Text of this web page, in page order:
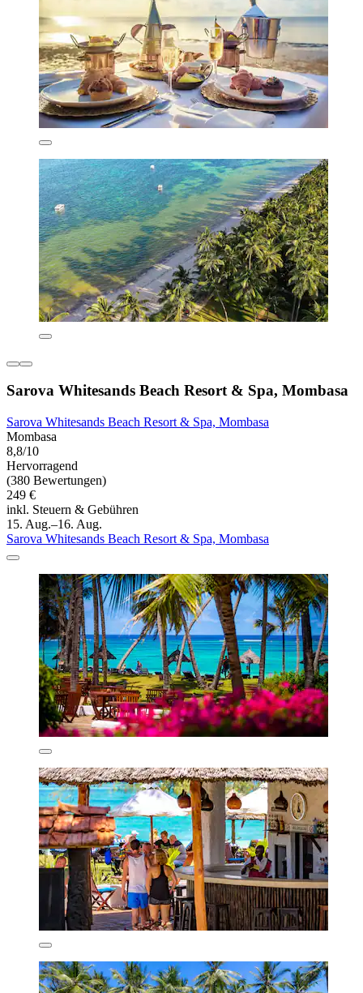
Sarova Whitesands Beach Resort & Spa, Mombasa
Sarova Whitesands Beach Resort & Spa, Mombasa
Mombasa
8,8/10
Hervorragend
(380 Bewertungen)
249 €
inkl. Steuern & Gebühren
15. Aug.–16. Aug.
Sarova Whitesands Beach Resort & Spa, Mombasa